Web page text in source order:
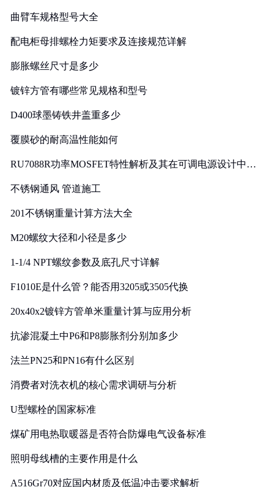
曲臂车规格型号大全
配电柜母排螺栓力矩要求及连接规范详解
膨胀螺丝尺寸是多少
镀锌方管有哪些常见规格和型号
D400球墨铸铁井盖重多少
覆膜砂的耐高温性能如何
RU7088R功率MOSFET特性解析及其在可调电源设计中的
不锈钢通风 管道施工
201不锈钢重量计算方法大全
M20螺纹大径和小径是多少
1-1/4 NPT螺纹参数及底孔尺寸详解
F1010E是什么管？能否用3205或3505代换
20x40x2镀锌方管单米重量计算与应用分析
抗渗混凝土中P6和P8膨胀剂分别加多少
法兰PN25和PN16有什么区别
消费者对洗衣机的核心需求调研与分析
U型螺栓的国家标准
煤矿用电热取暖器是否符合防爆电气设备标准
照明母线槽的主要作用是什么
A516Gr70对应国内材质及低温冲击要求解析